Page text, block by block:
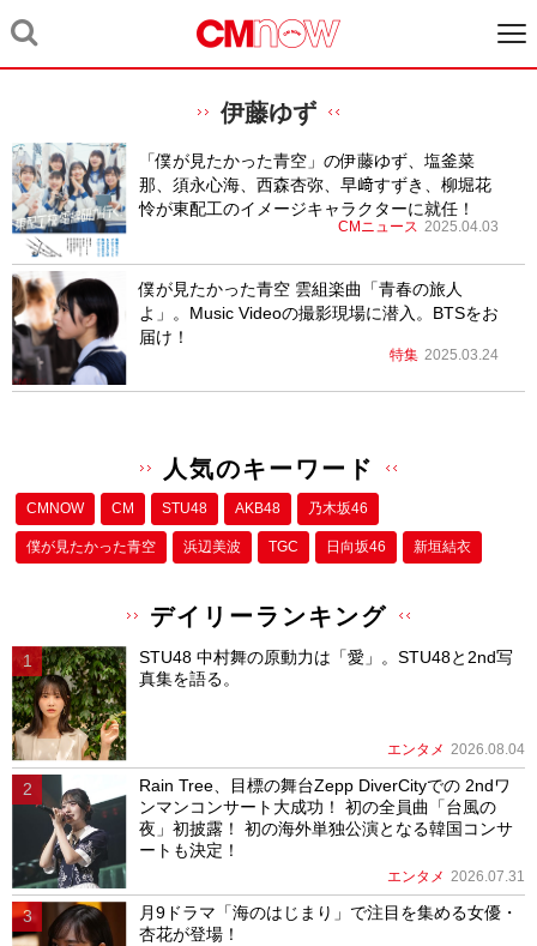
伊藤ゆず
「僕が見たかった青空」の伊藤ゆず、塩釜菜
那、須永心海、西森杏弥、早﨑すずき、柳堀花
怜が東配工のイメージキャラクターに就任！
CMニュース 2025.04.03
僕が見たかった青空 雲組楽曲「青春の旅人
よ」。Music Videoの撮影現場に潜入。BTSをお
届け！
特集 2025.03.24
人気のキーワード
CMNOW CM STU48 AKB48 乃木坂46
僕が⾒たかった⻘空 浜辺美波 TGC 日向坂46 新垣結衣
デイリーランキング
STU48 中村舞の原動力は「愛」。STU48と2nd写
真集を語る。
エンタメ 2026.08.04
Rain Tree、目標の舞台Zepp DiverCityでの 2ndワ
ンマンコンサート大成功！ 初の全員曲「台風の
夜」初披露！ 初の海外単独公演となる韓国コンサ
ートも決定！
エンタメ 2026.07.31
月9ドラマ「海のはじまり」で注目を集める女優・
杏花が登場！